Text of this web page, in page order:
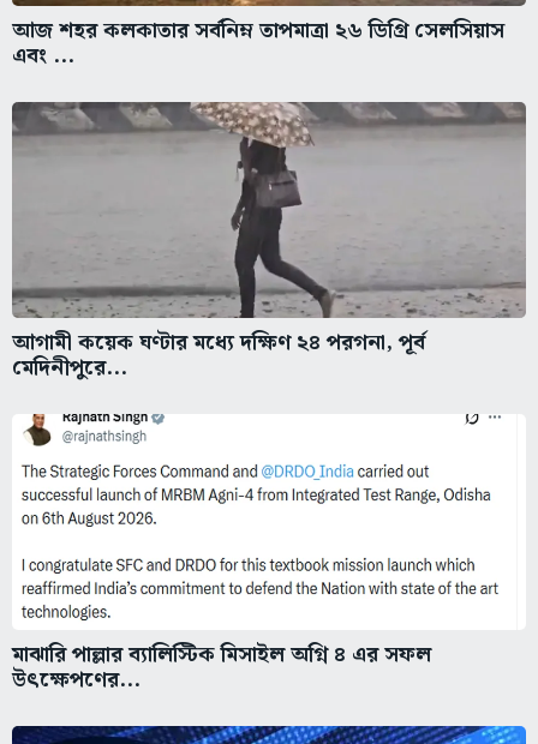
আজ শহর কলকাতার সর্বনিম্ন তাপমাত্রা ২৬ ডিগ্রি সেলসিয়াস
এবং ...
আগামী কয়েক ঘণ্টার মধ্যে দক্ষিণ ২৪ পরগনা, পূর্ব
মেদিনীপুরে...
মাঝারি পাল্লার ব্যালিস্টিক মিসাইল অগ্নি ৪ এর সফল
উৎক্ষেপণের...